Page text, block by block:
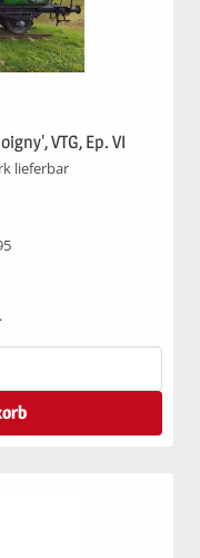
VTG, Ep. VI
lieferbar